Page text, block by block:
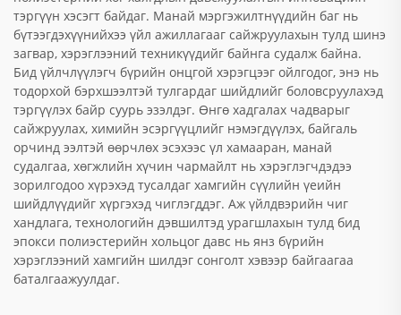
тэргүүн хэсэгт байдаг. Манай мэргэжилтнүүдийн баг нь
бүтээгдэхүүнийхээ үйл ажиллагааг сайжруулахын тулд шинэ
загвар, хэрэглээний техникүүдийг байнга судалж байна.
Бид үйлчлүүлэгч бүрийн онцгой хэрэгцээг ойлгодог, энэ нь
тодорхой бэрхшээлтэй тулгардаг шийдлийг боловсруулахэд
тэргүүлэх байр суурь эзэлдэг. Өнгө хадгалах чадварыг
сайжруулах, химийн эсэргүүцлийг нэмэгдүүлэх, байгаль
орчинд ээлтэй өөрчлөх эсэхээс үл хамааран, манай
судалгаа, хөгжлийн хүчин чармайлт нь хэрэглэгчдэдээ
зорилгодоо хүрэхэд тусалдаг хамгийн сүүлийн үеийн
шийдлүүдийг хүргэхэд чиглэгддэг. Аж үйлдвэрийн чиг
хандлага, технологийн дэвшилтэд урагшлахын тулд бид
эпокси полиэстерийн хольцог давс нь янз бүрийн
хэрэглээний хамгийн шилдэг сонголт хэвээр байгаагаа
баталгаажуулдаг.